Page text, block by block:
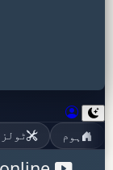
ہوم ٹولز